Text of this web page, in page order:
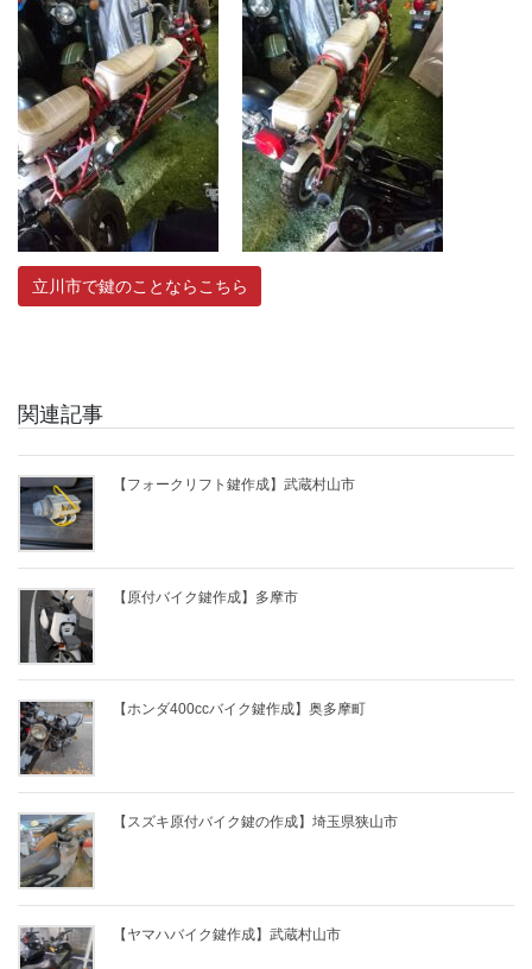
立川市で鍵のことならこちら
関連記事
【フォークリフト鍵作成】武蔵村山市
【原付バイク鍵作成】多摩市
【ホンダ400ccバイク鍵作成】奥多摩町
【スズキ原付バイク鍵の作成】埼玉県狭山市
【ヤマハバイク鍵作成】武蔵村山市